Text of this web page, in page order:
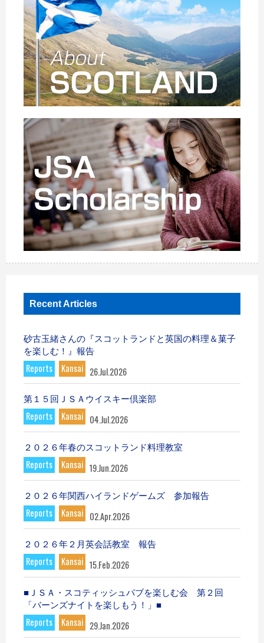
Recent Articles
砂古玉緒さんの『スコットランドと英国の料理＆菓子
を楽しむ！』報告
Reports Kansai 26.Jul.2026
第１５回ＪＳＡウイスキー倶楽部
Reports Kansai 04.Jul.2026
２０２６年春のスコットランド料理教室
Reports Kansai 19.Jun.2026
２０２６年関西ハイランドゲームズ 参加報告
Reports Kansai 02.Apr.2026
２０２６年２月英会話教室 報告
Reports Kansai 15.Feb.2026
■ＪＳＡ・スコティッシュパブを楽しむ会 第２回
「バーンズナイトを楽しもう！」■
Reports Kansai 29.Jan.2026